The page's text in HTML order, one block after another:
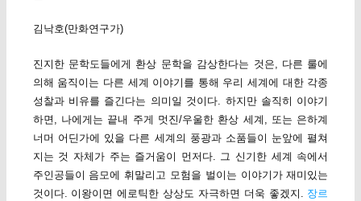
김낙호(만화연구가)
진지한 문학도들에게 환상 문학을 감상한다는 것은, 다른 룰에
의해 움직이는 다른 세계 이야기를 통해 우리 세계에 대한 각종
성찰과 비유를 즐긴다는 의미일 것이다. 하지만 솔직히 이야기
하면, 나에게는 끝내 주게 멋진/우울한 환상 세계, 또는 은하계
너머 어딘가에 있을 다른 세계의 풍광과 소품들이 눈앞에 펼쳐
지는 것 자체가 주는 즐거움이 먼저다. 그 신기한 세계 속에서
주인공들이 음모에 휘말리고 모험을 벌이는 이야기가 재미있는
것이다. 이왕이면 에로틱한 상상도 자극하면 더욱 좋겠지. 장르